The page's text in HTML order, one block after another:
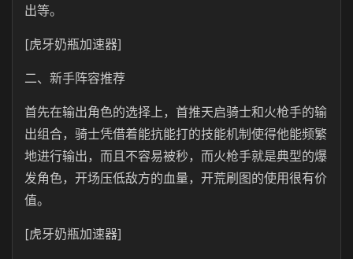
出等。
[虎牙奶瓶加速器]
二、新手阵容推荐
首先在输出角色的选择上，首推天启骑士和火枪手的输
出组合，骑士凭借着能抗能打的技能机制使得他能频繁
地进行输出，而且不容易被秒，而火枪手就是典型的爆
发角色，开场压低敌方的血量，开荒刷图的使用很有价
值。
[虎牙奶瓶加速器]